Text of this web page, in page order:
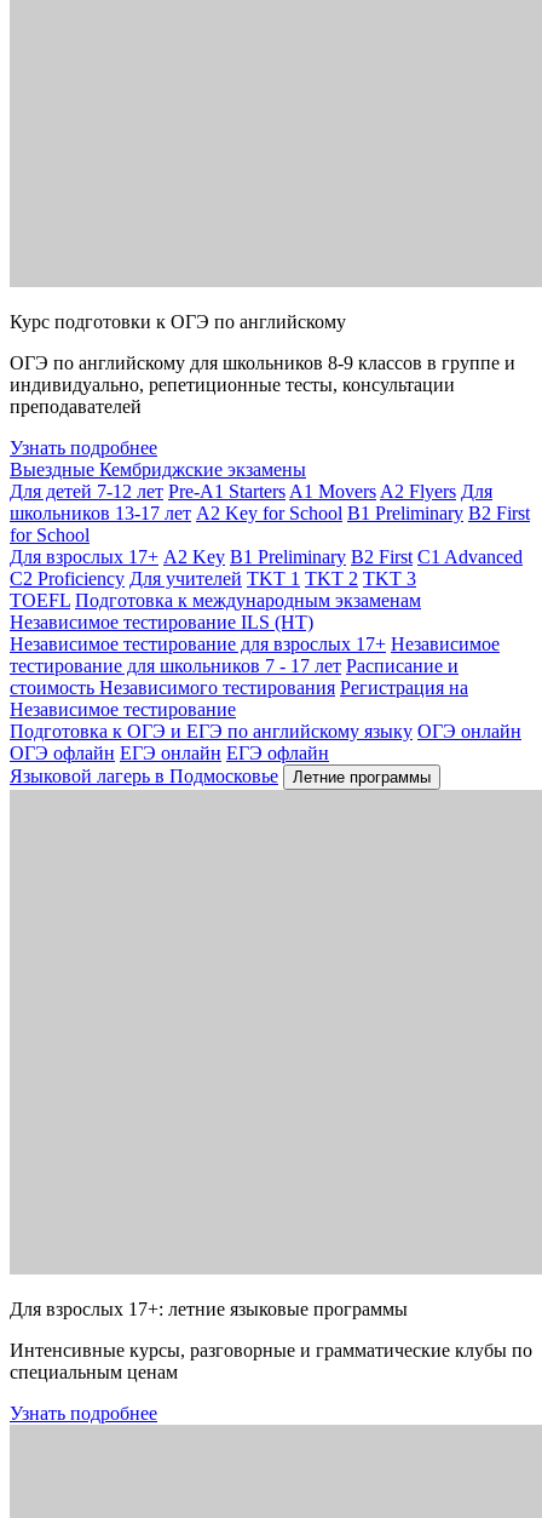
Курс подготовки к ОГЭ по английскому
ОГЭ по английскому для школьников 8-9 классов в группе и
индивидуально, репетиционные тесты, консультации
преподавателей
Узнать подробнее
Выездные Кембриджские экзамены
Для детей 7-12 лет Pre-A1 Starters A1 Movers A2 Flyers Для
школьников 13-17 лет A2 Key for School B1 Preliminary B2 First
for School
Для взрослых 17+ A2 Key B1 Preliminary B2 First C1 Advanced
C2 Proficiency Для учителей TKT 1 TKT 2 TKT 3
TOEFL Подготовка к международным экзаменам
Независимое тестирование ILS (НТ)
Независимое тестирование для взрослых 17+ Независимое
тестирование для школьников 7 - 17 лет Расписание и
стоимость Независимого тестирования Регистрация на
Независимое тестирование
Подготовка к ОГЭ и ЕГЭ по английскому языку ОГЭ онлайн
ОГЭ офлайн ЕГЭ онлайн ЕГЭ офлайн
Языковой лагерь в Подмосковье
Летние программы
Для взрослых 17+: летние языковые программы
Интенсивные курсы, разговорные и грамматические клубы по
специальным ценам
Узнать подробнее